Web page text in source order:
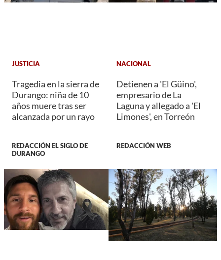
JUSTICIA
Tragedia en la sierra de
Durango: niña de 10
años muere tras ser
alcanzada por un rayo
REDACCIÓN EL SIGLO DE
DURANGO
NACIONAL
Detienen a 'El Güino',
empresario de La
Laguna y allegado a 'El
Limones', en Torreón
REDACCIÓN WEB